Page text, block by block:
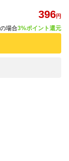
396円
場合3%ポイント還元